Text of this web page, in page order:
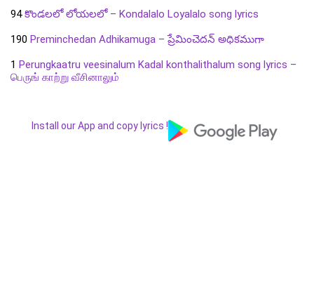
94 కొండలలో లోయలలో – Kondalalo Loyalalo song lyrics
190 Preminchedan Adhikamuga – ప్రేమించెదన్ అధికముగా
1 Perungkaatru veesinalum Kadal konthalithalum song lyrics –
பெருங் காற்று வீசினாலும்
Install our App and copy lyrics !